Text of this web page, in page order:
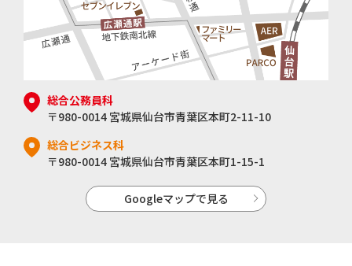
総合公務員科
〒980-0014 宮城県仙台市青葉区本町2-11-10
総合ビジネス科
〒980-0014 宮城県仙台市青葉区本町1-15-1
Googleマップで見る